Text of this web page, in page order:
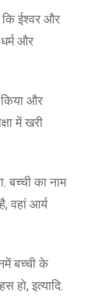
कि ईश्वर और
और
और
में खरी
बच्ची का नाम
वहां आर्य
बच्ची के
हो, इत्यादि.